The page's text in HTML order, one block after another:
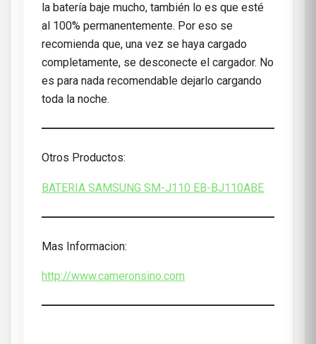
la batería baje mucho, también lo es que esté
al 100% permanentemente. Por eso se
recomienda que, una vez se haya cargado
completamente, se desconecte el cargador. No
es para nada recomendable dejarlo cargando
toda la noche.
Otros Productos:
BATERIA SAMSUNG SM-J110 EB-BJ110ABE
Mas Informacion:
http://www.cameronsino.com